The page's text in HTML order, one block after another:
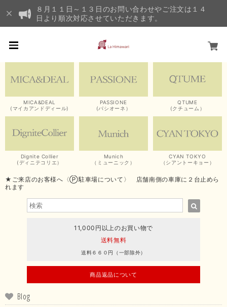
８月１１日～１３日のお問い合わせやご注文は１４
日より順次対応させていただきます。
MICA&DEAL
(マイカアンドディール)
PASSIONE
(パシオーネ）
QTUME
(クチューム）
Dignite Collier
(ディニテコリエ）
Munich
（ミューニック）
CYAN TOKYO
（シアントーキョー）
★ご来店のお客様へ〈Ⓟ駐車場について〉 店舗南側の車庫に２台止めら
れます
11,000円以上のお買い物で
送料無料
送料６６０円（一部除外）
商品返品について
Blog